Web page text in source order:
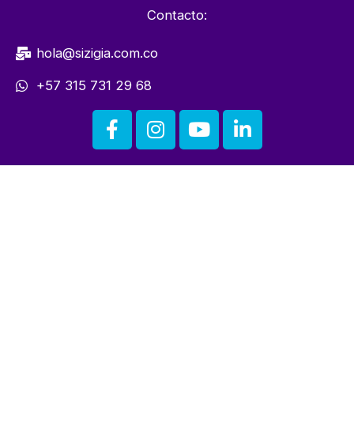
Contacto:
hola@sizigia.com.co
+57 315 731 29 68